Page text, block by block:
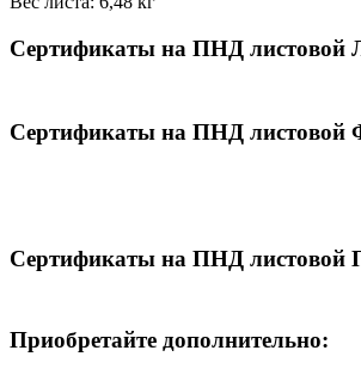
Сертификаты на ПНД
Сертификаты на ПНД
Сертификаты на ПНД
Приобретайте дополнительно: